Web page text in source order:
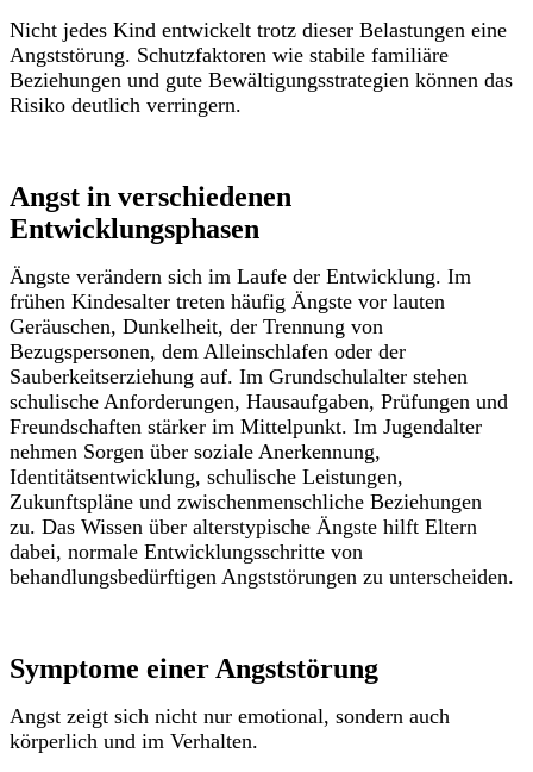
Nicht jedes Kind entwickelt trotz dieser Belastungen eine
Angststörung. Schutzfaktoren wie stabile familiäre
Beziehungen und gute Bewältigungsstrategien können das
Risiko deutlich verringern.
Angst in verschiedenen
Entwicklungsphasen
Ängste verändern sich im Laufe der Entwicklung. Im
frühen Kindesalter treten häufig Ängste vor lauten
Geräuschen, Dunkelheit, der Trennung von
Bezugspersonen, dem Alleinschlafen oder der
Sauberkeitserziehung auf. Im Grundschulalter stehen
schulische Anforderungen, Hausaufgaben, Prüfungen und
Freundschaften stärker im Mittelpunkt. Im Jugendalter
nehmen Sorgen über soziale Anerkennung,
Identitätsentwicklung, schulische Leistungen,
Zukunftspläne und zwischenmenschliche Beziehungen
zu. Das Wissen über alterstypische Ängste hilft Eltern
dabei, normale Entwicklungsschritte von
behandlungsbedürftigen Angststörungen zu unterscheiden.
Symptome einer Angststörung
Angst zeigt sich nicht nur emotional, sondern auch
körperlich und im Verhalten.